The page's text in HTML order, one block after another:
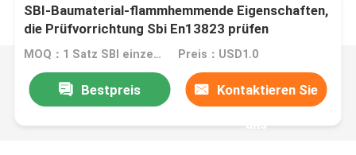
SBI-Baumaterial-flammhemmende Eigenschaften,
die Prüfvorrichtung Sbi En13823 prüfen
MOQ：1 Satz SBI einzelnes brennendes Einzelteil Preis：USD1.0
Bestpreis Kontaktieren Sie
uns